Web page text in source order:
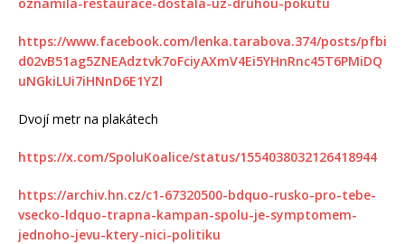
https://www.facebook.com/lenka.tarabova.374/posts/pfbi
d02vB51ag5ZNEAdztvk7oFciyAXmV4Ei5YHnRnc45T6PMiDQ
uNGkiLUi7iHNnD6E1YZl
Dvojí metr na plakátech
https://x.com/SpoluKoalice/status/1554038032126418944
https://archiv.hn.cz/c1-67320500-bdquo-rusko-pro-tebe-
vsecko-ldquo-trapna-kampan-spolu-je-symptomem-
jednoho-jevu-ktery-nici-politiku